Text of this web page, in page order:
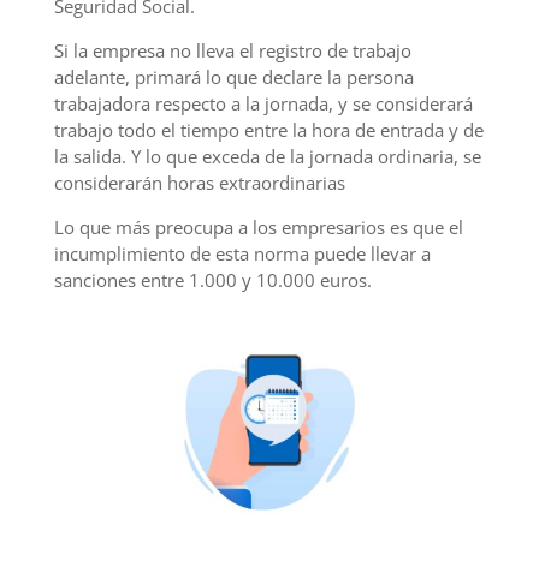
Seguridad Social.
Si la empresa no lleva el registro de trabajo
adelante, primará lo que declare la persona
trabajadora respecto a la jornada, y se considerará
trabajo todo el tiempo entre la hora de entrada y de
la salida. Y lo que exceda de la jornada ordinaria, se
considerarán horas extraordinarias
Lo que más preocupa a los empresarios es que el
incumplimiento de esta norma puede llevar a
sanciones entre 1.000 y 10.000 euros.